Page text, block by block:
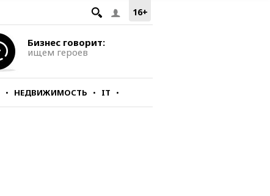
16+
Бизнес говорит:
ищем героев
НЕДВИЖИМОСТЬ IT